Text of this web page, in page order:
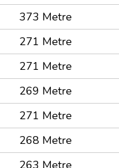
373 Metre
271 Metre
271 Metre
269 Metre
271 Metre
268 Metre
263 Metre